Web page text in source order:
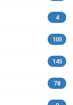
4
105
145
78